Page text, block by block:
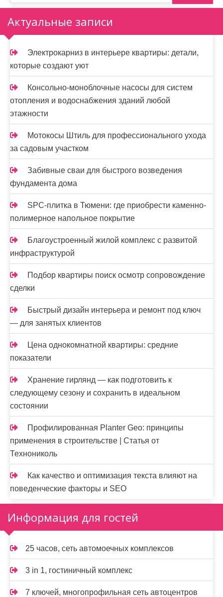
з
а
п
и
с
я
м
Актуальные записи
Электрокарниз в интерьере квартиры: детали,
которые создают уют
Консольно-моноблочные насосы для систем
отопления и водоснабжения зданий любой
этажности
Мотокосы Штиль для профессионального ухода
за садовым участком
Забивные сваи для быстрого возведения
фундамента дома
SPC-плитка в Тюмени: где приобрести каменно-
полимерное напольное покрытие
Благоустроенный жилой комплекс с развитой
инфраструктурой
Подбор квартиры поиск осмотр сопровождение
сделки
Быстрый дизайн интерьера и ремонт под ключ
— для занятых клиентов
Цена однокомнатной квартиры: средние
показатели
Хранение гирлянд — как подготовить к
следующему сезону и сохранить в идеальном
состоянии
Профилированная Planter Geo: принципы
применения в строительстве | Статья от
Технониколь
Как качество и оптимизация текста влияют на
поведенческие факторы и SEO
Информация для гостей
25 часов, сеть автомоечных комплексов
3 in 1, гостиничный комплекс
7 ключей, многопрофильная сеть автоцентров